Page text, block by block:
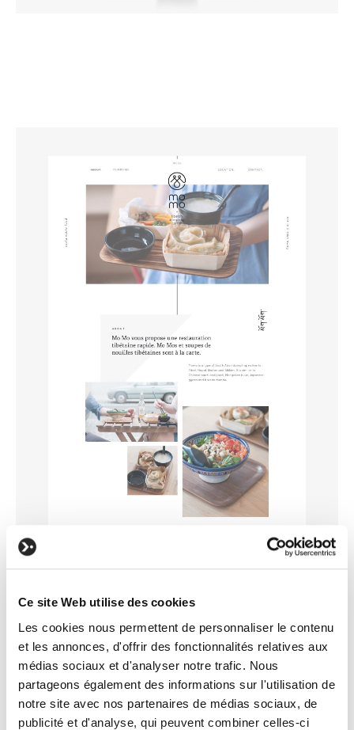
Ce site Web utilise des cookies
Les cookies nous permettent de personnaliser le contenu
et les annonces, d'offrir des fonctionnalités relatives aux
médias sociaux et d'analyser notre trafic. Nous
partageons également des informations sur l'utilisation de
notre site avec nos partenaires de médias sociaux, de
publicité et d'analyse, qui peuvent combiner celles-ci